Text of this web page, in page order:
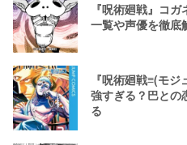
『呪術廻戦』コ
一覧や声優を徹底
『呪術廻戦≡(モ
強すぎる？巴との
る